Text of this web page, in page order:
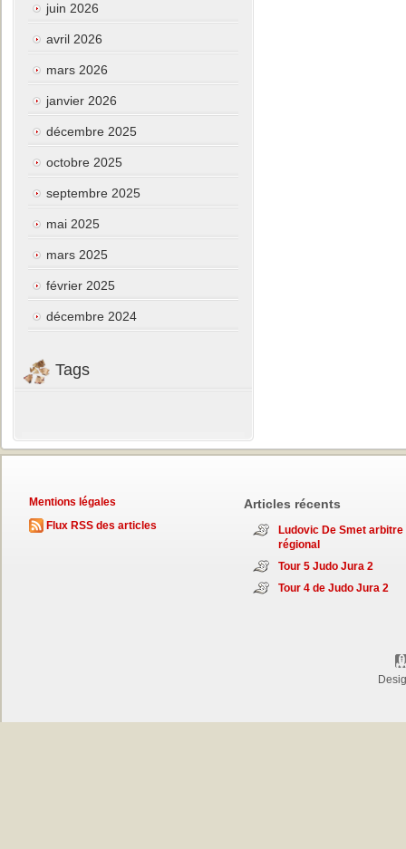
juin 2026
avril 2026
mars 2026
janvier 2026
décembre 2025
octobre 2025
septembre 2025
mai 2025
mars 2025
février 2025
décembre 2024
Tags
Mentions légales
Flux RSS des articles
Articles récents
Ludovic De Smet arbitre
régional
Tour 5 Judo Jura 2
Tour 4 de Judo Jura 2